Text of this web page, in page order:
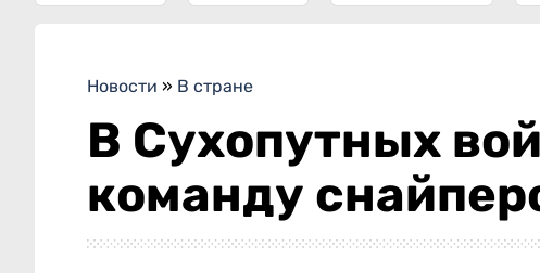
Новости » В стране
В Сухопутных
команду